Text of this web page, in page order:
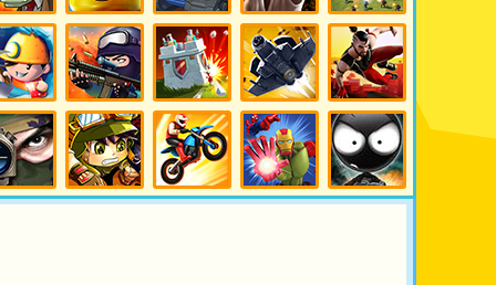
Зомби Игры Лего Игры Танки Игры Драки
Игры
стратегии
Игры
Игры Контр
Страйк
Игры
Защита
Замка
Игры
Леталки
Игры
Паркур
Игры
Игры
Игры
Игры
Игры